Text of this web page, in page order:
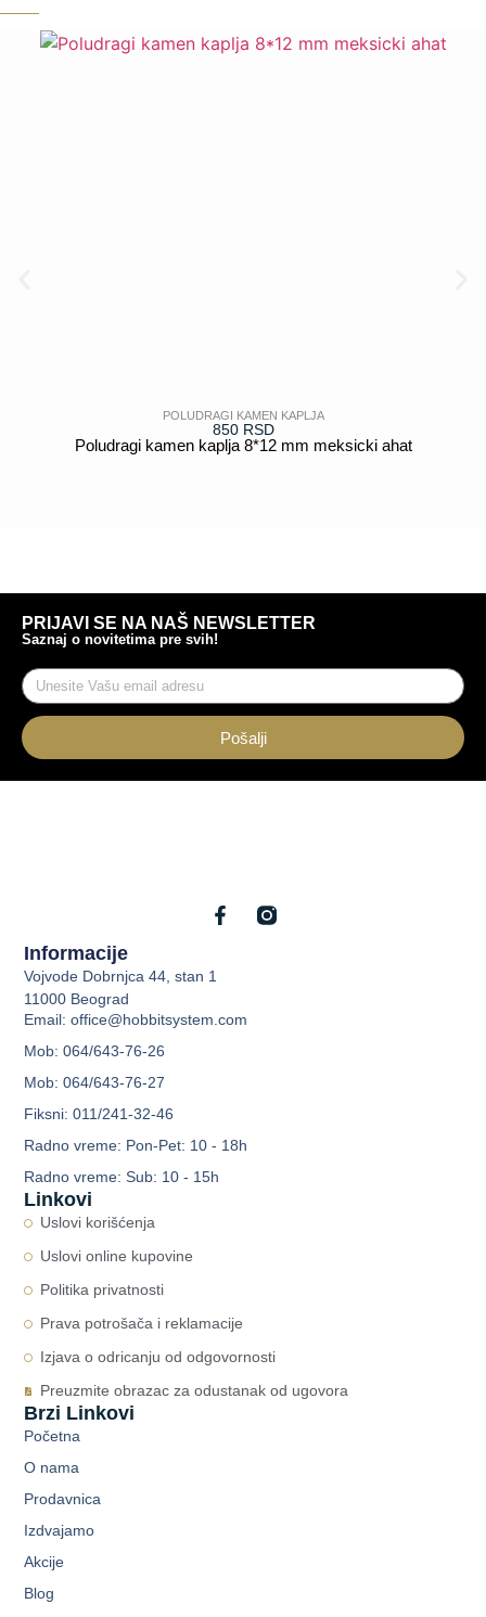
POLUDRAGI KAMEN KAPLJA
850 RSD
Poludragi kamen kaplja 8*12 mm meksicki ahat
PRIJAVI SE NA NAŠ NEWSLETTER
Saznaj o novitetima pre svih!
Pošalji
Linkovi
Uslovi korišćenja
Uslovi online kupovine
Politika privatnosti
Prava potrošača i reklamacije
Izjava o odricanju od odgovornosti
Preuzmite obrazac za odustanak od ugovora
Brzi Linkovi
Početna
O nama
Prodavnica
Izdvajamo
Akcije
Blog
Informacije
Vojvode Dobrnjca 44, stan 1
11000 Beograd
Email: office@hobbitsystem.com
Mob: 064/643-76-26
Mob: 064/643-76-27
Fiksni: 011/241-32-46
Radno vreme: Pon-Pet: 10 - 18h
Radno vreme: Sub: 10 - 15h